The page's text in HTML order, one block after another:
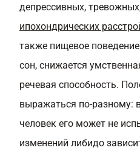
депрессивных,
ипохондрических
также пищевое
сон, снижается
речевая способность.
выражаться по-разному:
человек его может не
изменений либидо